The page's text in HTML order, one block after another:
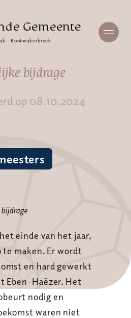
Gemeente
· Kootwijkerbroek
bijdrage
op 08.10.2024
einde van het jaar,
te maken. Er wordt
en hard gewerkt
Eben-Haëzer. Het
nodig en
waren niet